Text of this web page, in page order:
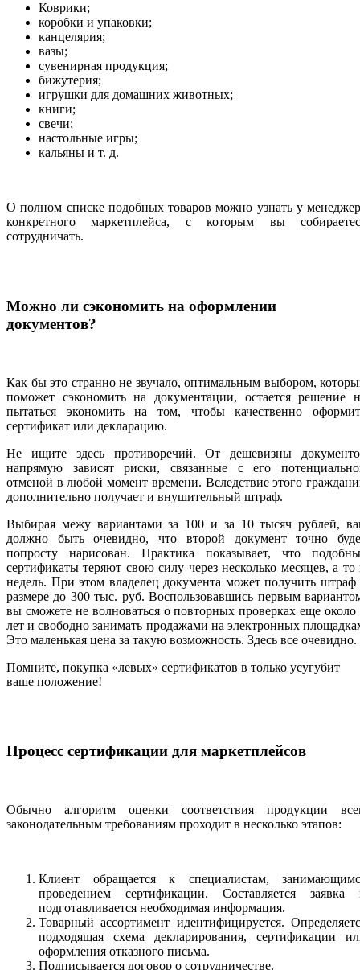
Коврики;
коробки и упаковки;
канцелярия;
вазы;
сувенирная продукция;
бижутерия;
игрушки для домашних животных;
книги;
свечи;
настольные игры;
кальяны и т. д.
О полном списке подобных товаров можно узнать у
конкретного маркетплейса, с которым вы
сотрудничать.
Можно ли сэкономить на оформлении
документов?
Как бы это странно не звучало, оптимальным выбором,
поможет сэкономить на документации, остается решение
пытаться экономить на том, чтобы качественно
сертификат или декларацию.
Не ищите здесь противоречий. От дешевизны
напрямую зависят риски, связанные с его
отменой в любой момент времени. Вследствие этого
дополнительно получает и внушительный штраф.
Выбирая межу вариантами за 100 и за 10 тысяч рублей,
должно быть очевидно, что второй документ точно
попросту нарисован. Практика показывает, что
сертификаты теряют свою силу через несколько месяцев, а то
недель. При этом владелец документа может получить штраф
размере до 300 тыс. руб. Воспользовавшись первым
вы сможете не волноваться о повторных проверках еще около
лет и свободно занимать продажами на электронных
Это маленькая цена за такую возможность. Здесь все очевидно.
Помните, покупка «левых» сертификатов в только усугубит
ваше положение!
Процесс сертификации для маркетплейсов
Обычно алгоритм оценки соответствия продукции
законодательным требованиям проходит в несколько этапов:
Клиент обращается к специалистам,
проведением сертификации. Составляется заявка
подготавливается необходимая информация.
Товарный ассортимент идентифицируется.
подходящая схема декларирования, сертификации
оформления отказного письма.
Подписывается договор о сотрудничестве.